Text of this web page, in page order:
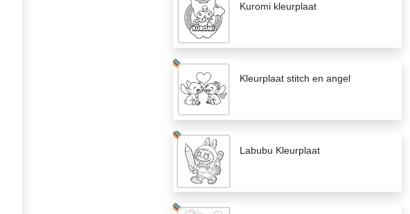
Kuromi kleurplaat
Kleurplaat stitch en angel
Labubu Kleurplaat